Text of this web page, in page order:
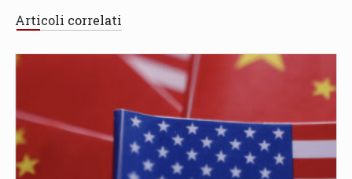
Articoli correlati